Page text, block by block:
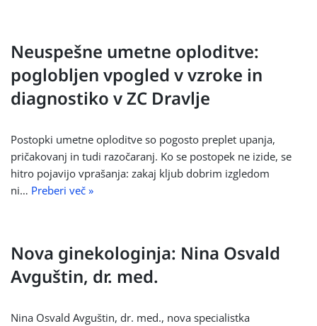
Neuspešne umetne oploditve:
poglobljen vpogled v vzroke in
diagnostiko v ZC Dravlje
Postopki umetne oploditve so pogosto preplet upanja,
pričakovanj in tudi razočaranj. Ko se postopek ne izide, se
hitro pojavijo vprašanja: zakaj kljub dobrim izgledom
ni… Preberi več »
Nova ginekologinja: Nina Osvald
Avguštin, dr. med.
Nina Osvald Avguštin, dr. med., nova specialistka